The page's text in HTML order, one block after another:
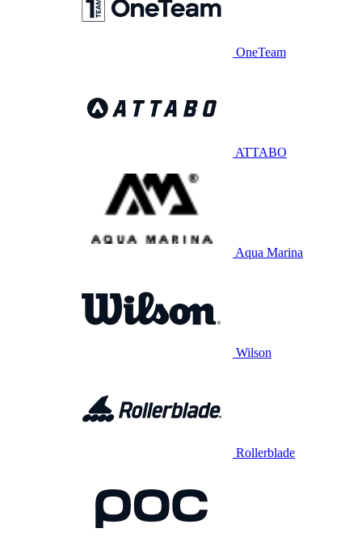
OneTeam
ATTABO
Aqua Marina
Wilson
Rollerblade